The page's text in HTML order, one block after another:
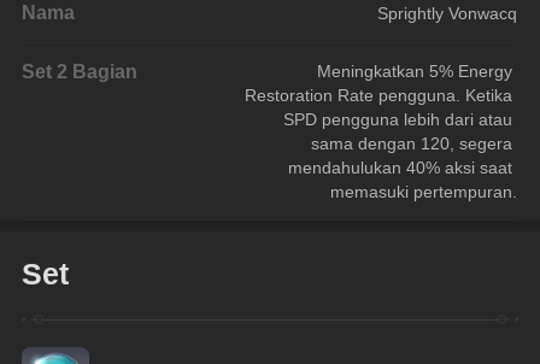
Nama Sprightly Vonwacq
Set 2 Bagian
Meningkatkan 5% Energy
Restoration Rate pengguna. Ketika
SPD pengguna lebih dari atau
sama dengan 120, segera
mendahulukan 40% aksi saat
memasuki pertempuran.
Set